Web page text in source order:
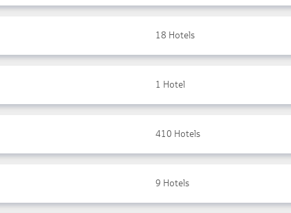
18 Hotels
1 Hotel
410 Hotels
9 Hotels